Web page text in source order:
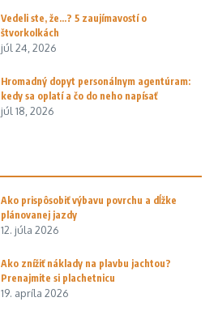
Vedeli ste, že…? 5 zaujímavostí o
štvorkolkách
júl 24, 2026
Hromadný dopyt personálnym agentúram:
kedy sa oplatí a čo do neho napísať
júl 18, 2026
Ako prispôsobiť výbavu povrchu a dĺžke
plánovanej jazdy
12. júla 2026
Ako znížiť náklady na plavbu jachtou?
Prenajmite si plachetnicu
19. apríla 2026